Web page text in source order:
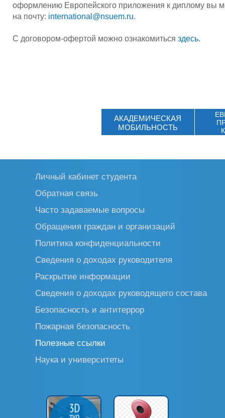
оформлению Европейского приложения к диплому вы
на почту: international@nsuem.ru.
С договором-офертой можно ознакомиться здесь.
АКАДЕМИЧЕСКАЯ
МОБИЛЬНОСТЬ
Личный кабинет студента
Обратная связь
Часто задаваемые вопросы
Обращения граждан и организаций
Политика конфиденциальности
Сведения о доходах руководителя
Раскрытие информации
Сведения о доходах руководящего состава
Безопасность и антитеррор
Пожарная безопасность
Полезные ссылки
Наука и университеты